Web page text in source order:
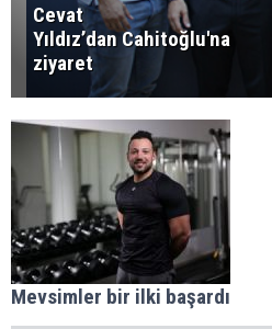
Cevat
Yıldız’dan Cahitoğlu'na
ziyaret
Mevsimler bir ilki başardı